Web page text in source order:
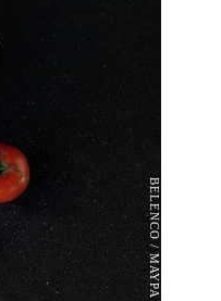
BELENCO / ΜΑΥΡΑ